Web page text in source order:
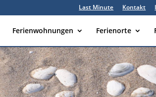
Last Minute Kontakt
Ferienwohnungen Ferienorte